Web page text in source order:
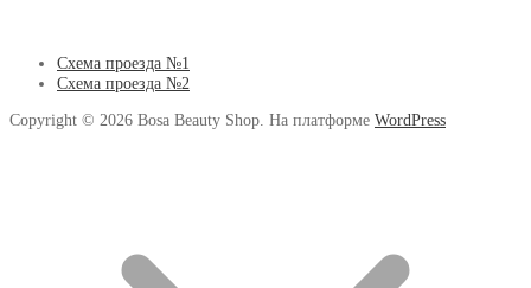
Схема проезда №1
Схема проезда №2
Copyright © 2026 Bosa Beauty Shop. На платформе WordPress